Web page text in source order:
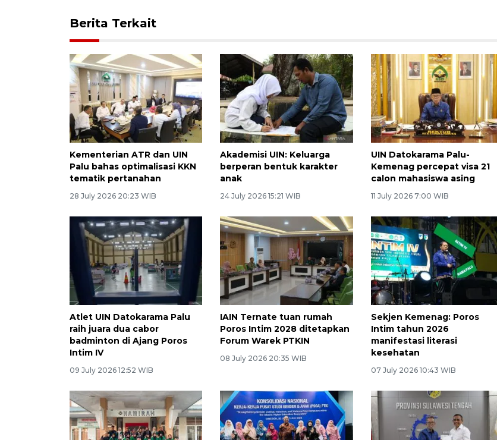
Berita Terkait
Kementerian ATR dan UIN
Palu bahas optimalisasi KKN
tematik pertanahan
28 July 2026 20:23 WIB
Akademisi UIN: Keluarga
berperan bentuk karakter
anak
24 July 2026 15:21 WIB
UIN Datokarama Palu-
Kemenag percepat visa 21
calon mahasiswa asing
11 July 2026 7:00 WIB
Atlet UIN Datokarama Palu
raih juara dua cabor
badminton di Ajang Poros
Intim IV
09 July 2026 12:52 WIB
IAIN Ternate tuan rumah
Poros Intim 2028 ditetapkan
Forum Warek PTKIN
08 July 2026 20:35 WIB
Sekjen Kemenag: Poros
Intim tahun 2026
manifestasi literasi
kesehatan
07 July 2026 10:43 WIB